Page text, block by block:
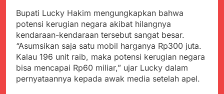
Kab. Sukabumi yang
akan Kadaluarsa.
Juli 20, 2024
Tunjukan
Perhatiannya, Satgas
Yonif 310/KK Berikan
Bantuan Duka Cita
Juli 20, 2024
Polda Jabar Beberkan
Perkembangan
Terbaru Kasus Dago
Juli 20, 2024
Bupati Lucky Hakim mengungkapkan bahwa
potensi kerugian negara akibat hilangnya
kendaraan-kendaraan tersebut sangat besar.
“Asumsikan saja satu mobil harganya Rp300 juta.
Kalau 196 unit raib, maka potensi kerugian negara
bisa mencapai Rp60 miliar,” ujar Lucky dalam
pernyataannya kepada awak media setelah apel.